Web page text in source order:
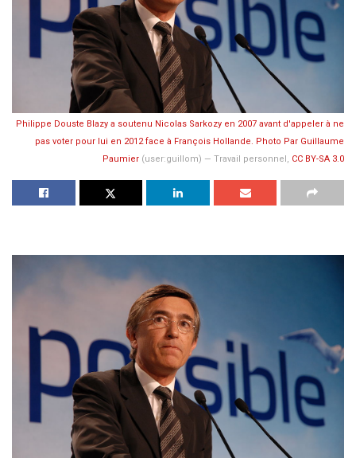
Philippe Douste Blazy a soutenu Nicolas Sarkozy en 2007 avant d'appeler à ne
pas voter pour lui en 2012 face à François Hollande. Photo Par Guillaume
Paumier (user:guillom) — Travail personnel , CC BY-SA 3.0